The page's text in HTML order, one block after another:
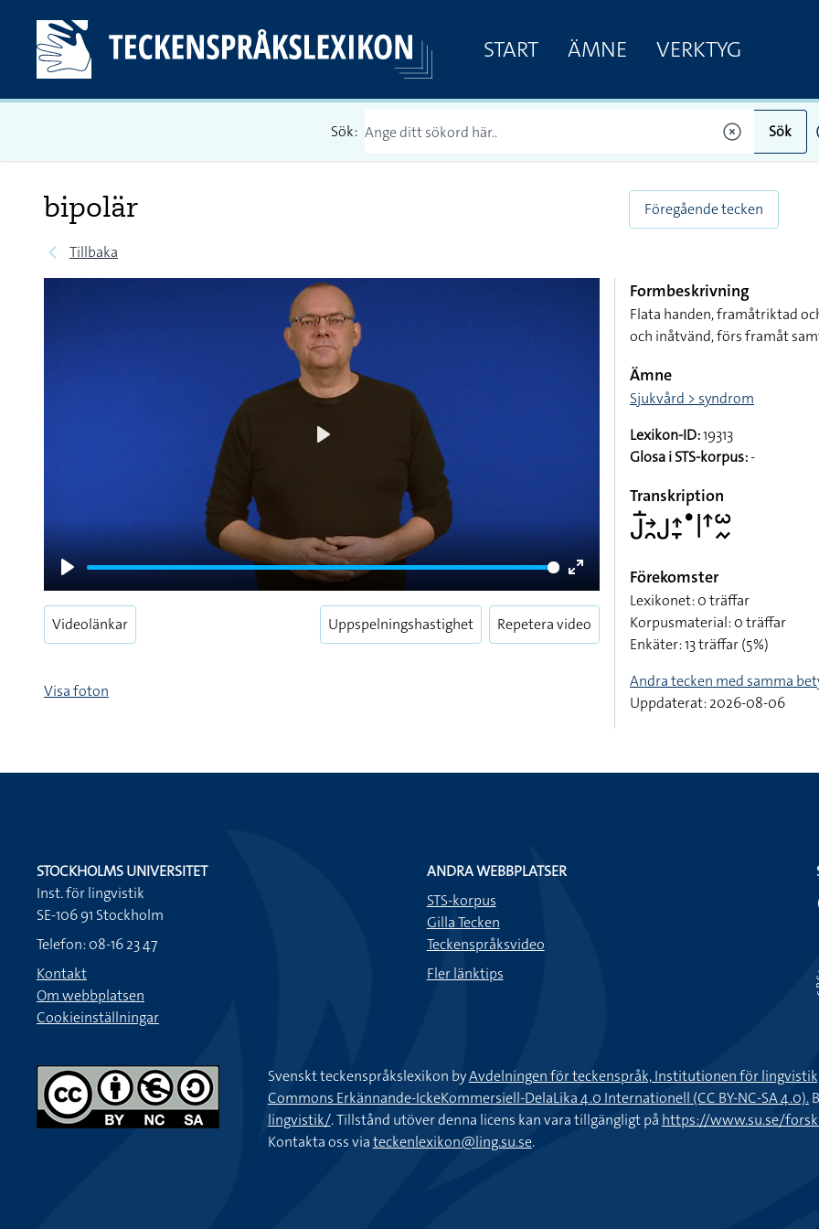
START ÄMNE VERKTYG
Sök: Sök
bipolär
Tillbaka
Föregående tecken
Play
Enter
fullscreen
Videolänkar Uppspelningshastighet Repetera video
Visa foton
Formbeskrivning
Flata handen, framåtriktad
och inåtvänd, förs framåt
Ämne
Sjukvård > syndrom
Lexikon-ID:19313
Glosa i STS-korpus:-
Transkription
􌤢􌥛􌥔􌥘􌤢􌤴􌥙􌤟􌥼􌦃􌥱􌦌
Förekomster
Lexikonet: 0 träffar
Korpusmaterial: 0 träffar
Enkäter: 13 träffar (5%)
Andra tecken med samma
Uppdaterat: 2026-08-06
STOCKHOLMS UNIVERSITET
Inst. för lingvistik
SE-106 91 Stockholm
Telefon: 08-16 23 47
Kontakt
Om webbplatsen
Cookieinställningar
ANDRA WEBBPLATSER
STS-korpus
Gilla Tecken
Teckenspråksvideo
Fler länktips
Svenskt teckenspråkslexikon byAvdelningen för teckenspråk, Institutionen för
Commons Erkännande-IckeKommersiell-DelaLika 4.0 Internationell (CC BY-NC-SA 4.0).
lingvistik/. Tillstånd utöver denna licens kan vara tillgängligt på https://www.su.se/
Kontakta oss viateckenlexikon@ling.su.se.